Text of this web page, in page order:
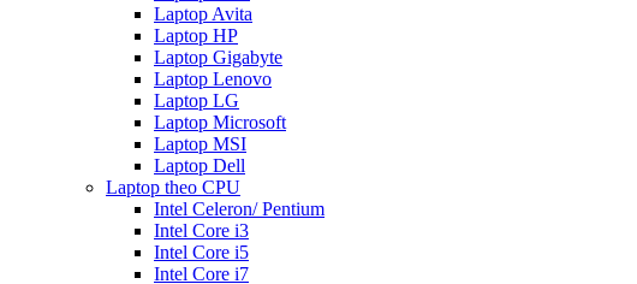
Laptop Avita
Laptop HP
Laptop Gigabyte
Laptop Lenovo
Laptop LG
Laptop Microsoft
Laptop MSI
Laptop Dell
Laptop theo CPU
Intel Celeron/ Pentium
Intel Core i3
Intel Core i5
Intel Core i7